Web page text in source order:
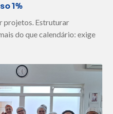
1%
projetos. Estruturar
do que calendário: exige